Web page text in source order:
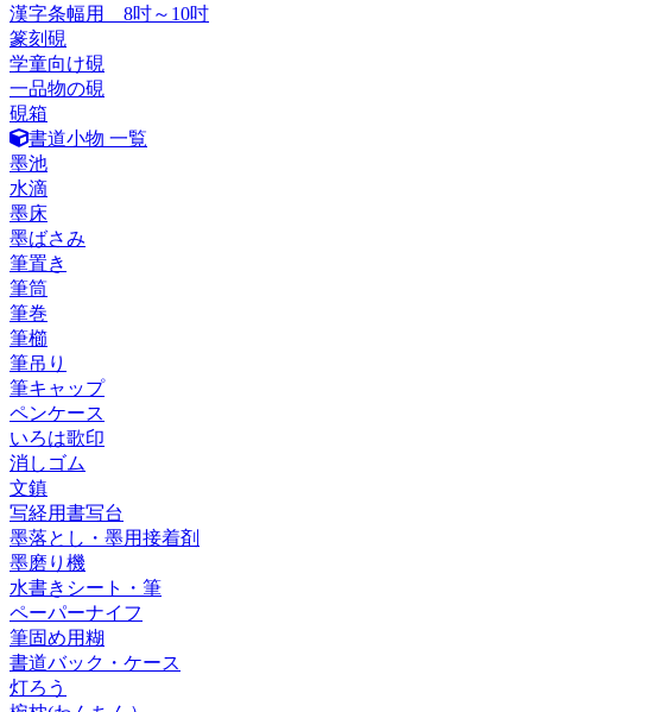
漢字条幅用 8吋～10吋
篆刻硯
学童向け硯
一品物の硯
硯箱
書道小物 一覧
墨池
水滴
墨床
墨ばさみ
筆置き
筆筒
筆巻
筆櫛
筆吊り
筆キャップ
ペンケース
いろは歌印
消しゴム
文鎮
写経用書写台
墨落とし・墨用接着剤
墨磨り機
水書きシート・筆
ペーパーナイフ
筆固め用糊
書道バック・ケース
灯ろう